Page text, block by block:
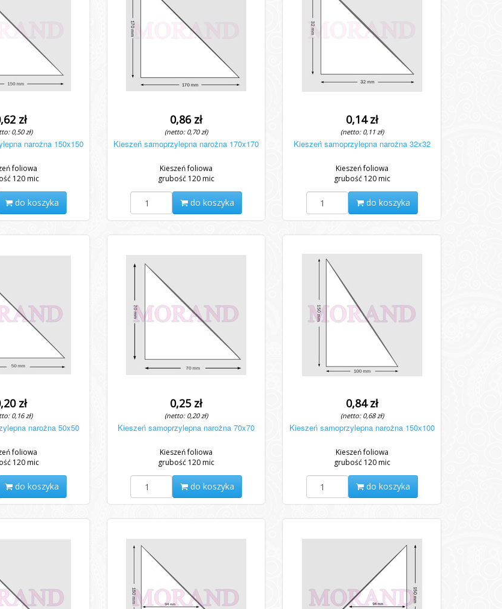
zł
0,50 zł)
narożna 150x150
foliowa
120 mic
do koszyka
0,86 zł
(netto: 0,70 zł)
Kieszeń samoprzylepna narożna 170x170
Kieszeń foliowa
grubość 120 mic
do koszyka
0,14 zł
(netto: 0,11 zł)
Kieszeń samoprzylepna narożna 32x32
Kieszeń foliowa
grubość 120 mic
do koszyka
zł
0,16 zł)
narożna 50x50
foliowa
120 mic
do koszyka
0,25 zł
(netto: 0,20 zł)
Kieszeń samoprzylepna narożna 70x70
Kieszeń foliowa
grubość 120 mic
do koszyka
0,84 zł
(netto: 0,68 zł)
Kieszeń samoprzylepna narożna 150x100
Kieszeń foliowa
grubość 120 mic
do koszyka